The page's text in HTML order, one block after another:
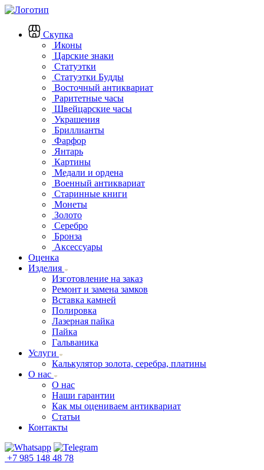
Скупка
Иконы
Царские знаки
Статуэтки
Статуэтки Будды
Восточный антиквариат
Раритетные часы
Швейцарские часы
Украшения
Бриллианты
Фарфор
Янтарь
Картины
Медали и ордена
Военный антиквариат
Старинные книги
Монеты
Золото
Серебро
Бронза
Аксессуары
Оценка
Изделия
Изготовление на заказ
Ремонт и замена замков
Вставка камней
Полировка
Лазерная пайка
Пайка
Гальваника
Услуги
Калькулятор золота, серебра, платины
О нас
О нас
Наши гарантии
Как мы оцениваем антиквариат
Статьи
Контакты
+7 985 148 48 78